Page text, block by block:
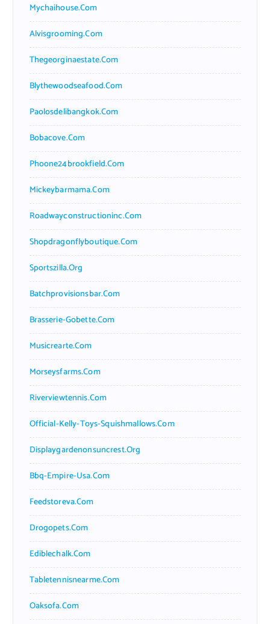
Mychaihouse.com
Alvisgrooming.com
Thegeorginaestate.com
Blythewoodseafood.com
Paolosdelibangkok.com
Bobacove.com
Phoone24brookfield.com
Mickeybarmama.com
Roadwayconstructioninc.com
Shopdragonflyboutique.com
Sportszilla.org
Batchprovisionsbar.com
Brasserie-Gobette.com
Musicrearte.com
Morseysfarms.com
Riverviewtennis.com
Official-Kelly-Toys-Squishmallows.com
Displaygardenonsuncrest.org
Bbq-Empire-Usa.com
Feedstoreva.com
Drogopets.com
Ediblechalk.com
Tabletennisnearme.com
Oaksofa.com